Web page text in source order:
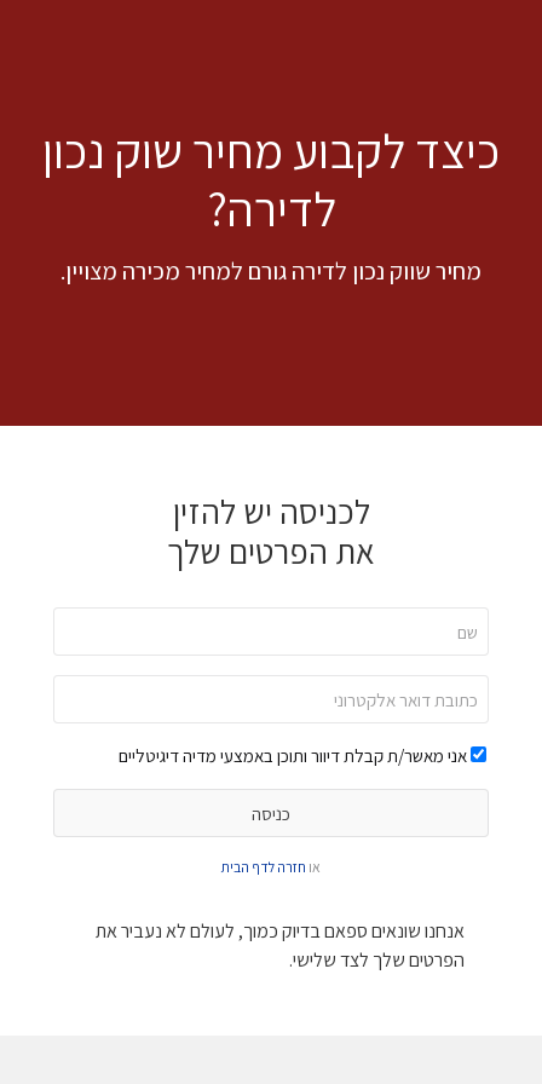
כיצד לקבוע מחיר שוק נכון
לדירה?
מחיר שווק נכון לדירה גורם למחיר מכירה מצויין.
לכניסה יש להזין
את הפרטים שלך
אני מאשר/ת קבלת דיוור ותוכן באמצעי מדיה דיגיטליים
או חזרה לדף הבית
אנחנו שונאים ספאם בדיוק כמוך, לעולם לא נעביר את
הפרטים שלך לצד שלישי.